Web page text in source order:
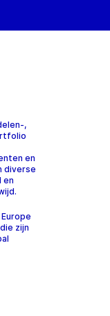
,
en
diverse
en
zijn